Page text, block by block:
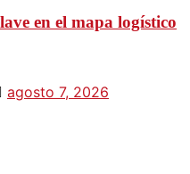
en el mapa logístico
agosto 7, 2026